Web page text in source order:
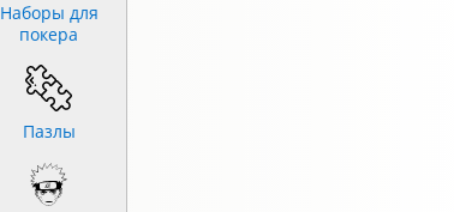
Наборы для
покера
Пазлы